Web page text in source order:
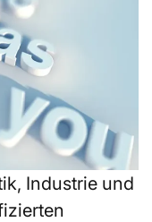
Industrie und